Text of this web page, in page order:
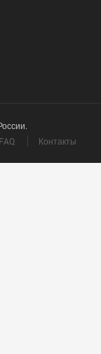
FAQ Контакты